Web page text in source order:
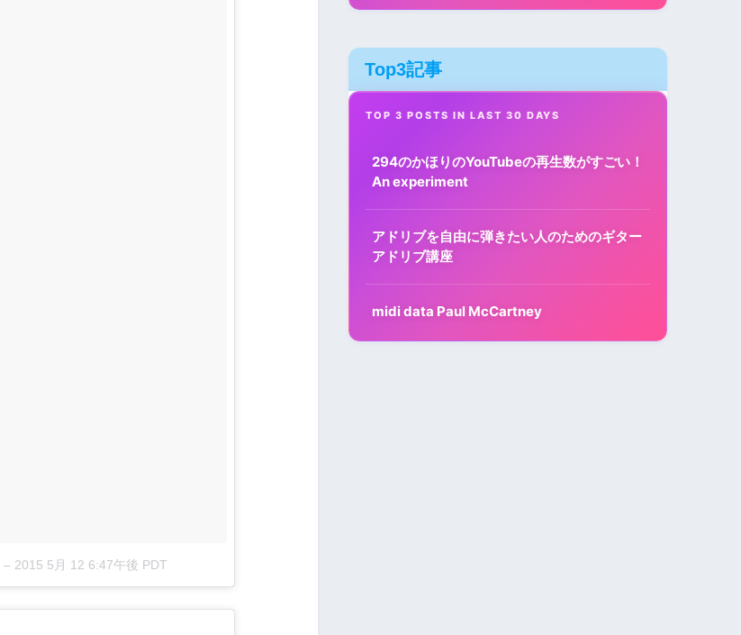
– 2015 5月 12 6:47午後 PDT
Top3記事
TOP 3 POSTS IN LAST 30 DAYS
294のかほりのYouTubeの再生数がすごい！
An experiment
アドリブを自由に弾きたい人のためのギター
アドリブ講座
midi data Paul McCartney